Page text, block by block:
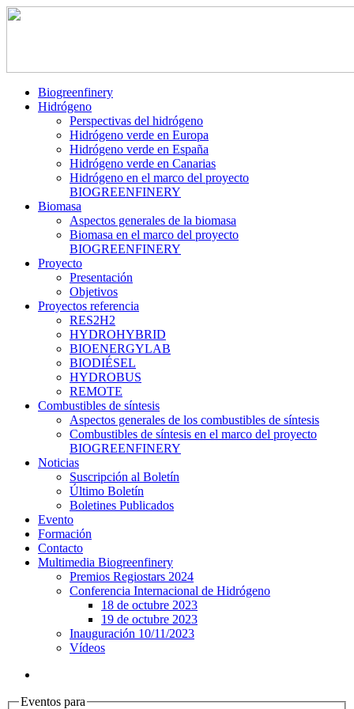
Biogreenfinery
Hidrógeno
Perspectivas del hidrógeno
Hidrógeno verde en Europa
Hidrógeno verde en España
Hidrógeno verde en Canarias
Hidrógeno en el marco del proyecto
BIOGREENFINERY
Biomasa
Aspectos generales de la biomasa
Biomasa en el marco del proyecto
BIOGREENFINERY
Proyecto
Presentación
Objetivos
Proyectos referencia
RES2H2
HYDROHYBRID
BIOENERGYLAB
BIODIÉSEL
HYDROBUS
REMOTE
Combustibles de síntesis
Aspectos generales de los combustibles de síntesis
Combustibles de síntesis en el marco del proyecto
BIOGREENFINERY
Noticias
Suscripción al Boletín
Último Boletín
Boletines Publicados
Evento
Formación
Contacto
Multimedia Biogreenfinery
Premios Regiostars 2024
Conferencia Internacional de Hidrógeno
18 de octubre 2023
19 de octubre 2023
Inauguración 10/11/2023
Vídeos
Eventos para